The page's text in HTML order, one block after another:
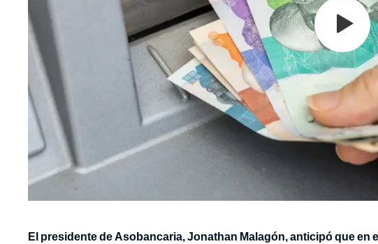
El presidente de Asobancaria, Jonathan Malagón, anticipó que en